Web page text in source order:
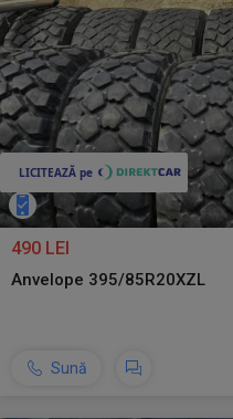
490 LEI
Anvelope 395/85R20XZL
Sună